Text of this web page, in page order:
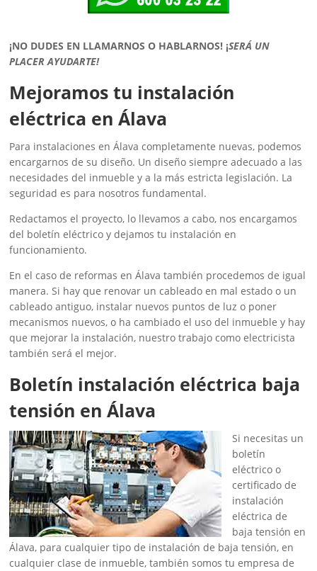
¡NO DUDES EN LLAMARNOS O HABLARNOS! ¡SERÁ UN
PLACER AYUDARTE!
Mejoramos tu instalación
eléctrica en Álava
Para instalaciones en Álava completamente nuevas, podemos
encargarnos de su diseño. Un diseño siempre adecuado a las
necesidades del inmueble y a la más estricta legislación. La
seguridad es para nosotros fundamental.
Redactamos el proyecto, lo llevamos a cabo, nos encargamos
del boletín eléctrico y dejamos tu instalación en
funcionamiento.
En el caso de reformas en Álava también procedemos de igual
manera. Si hay que renovar un cableado en mal estado o un
cableado antiguo, instalar nuevos puntos de luz o poner
mecanismos nuevos, o ha cambiado el uso del inmueble y hay
que mejorar la instalación, nuestro trabajo como electricista
también será el mejor.
Boletín instalación eléctrica baja
tensión en Álava
Si necesitas un
boletín
eléctrico o
certificado de
instalación
eléctrica de
baja tensión en
Álava, para cualquier tipo de instalación de baja tensión, en
cualquier clase de inmueble, también somos tu empresa de